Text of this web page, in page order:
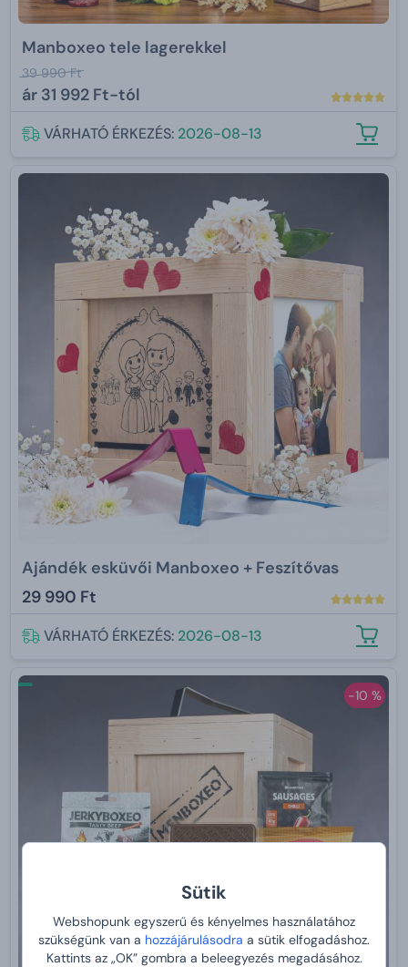
Sütik
Webshopunk egyszerű és kényelmes használatához
szükségünk van a hozzájárulásodra a sütik elfogadáshoz.
Kattints az „OK” gombra a beleegyezés megadásához.
Manboxeo tele lagerekkel
39 990 Ft
ár 31 992 Ft-tól
VÁRHATÓ ÉRKEZÉS: 2026-08-13
Ajándék esküvői Manboxeo + Feszítővas
29 990 Ft
VÁRHATÓ ÉRKEZÉS: 2026-08-13
-10 %